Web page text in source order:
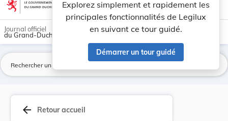
account_circle help Aide
Explorez simplement et rapidement les
principales fonctionnalités de Legilux
en suivant ce tour guidé.
Démarrer un tour guidé
light_mode dark_mode
Journal officiel
du Grand-Duché de Luxembourg
arrow_back Retour accueil